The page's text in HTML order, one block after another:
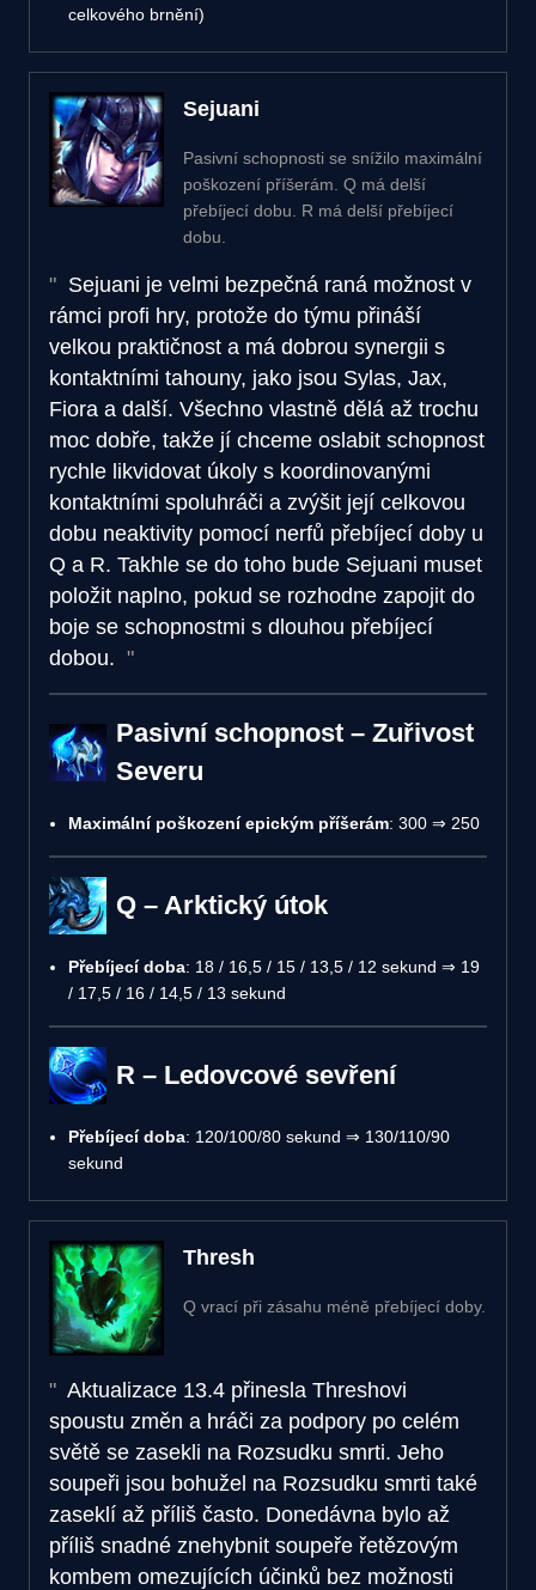
celkového brnění)
Sejuani
Pasivní schopnosti se snížilo maximální
poškození příšerám. Q má delší
přebíjecí dobu. R má delší přebíjecí
dobu.
Sejuani je velmi bezpečná raná možnost v
rámci profi hry, protože do týmu přináší
velkou praktičnost a má dobrou synergii s
kontaktními tahouny, jako jsou Sylas, Jax,
Fiora a další. Všechno vlastně dělá až trochu
moc dobře, takže jí chceme oslabit schopnost
rychle likvidovat úkoly s koordinovanými
kontaktními spoluhráči a zvýšit její celkovou
dobu neaktivity pomocí nerfů přebíjecí doby u
Q a R. Takhle se do toho bude Sejuani muset
položit naplno, pokud se rozhodne zapojit do
boje se schopnostmi s dlouhou přebíjecí
dobou.
Pasivní schopnost – Zuřivost
Severu
Maximální poškození epickým příšerám: 300 ⇒ 250
Q – Arktický útok
Přebíjecí doba: 18 / 16,5 / 15 / 13,5 / 12 sekund ⇒ 19
/ 17,5 / 16 / 14,5 / 13 sekund
R – Ledovcové sevření
Přebíjecí doba: 120/100/80 sekund ⇒ 130/110/90
sekund
Thresh
Q vrací při zásahu méně přebíjecí doby.
Aktualizace 13.4 přinesla Threshovi
spoustu změn a hráči za podpory po celém
světě se zasekli na Rozsudku smrti. Jeho
soupeři jsou bohužel na Rozsudku smrti také
zaseklí až příliš často. Donedávna bylo až
příliš snadné znehybnit soupeře řetězovým
kombem omezujících účinků bez možnosti